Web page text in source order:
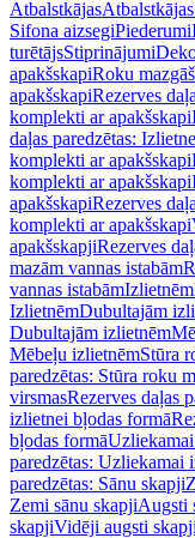
AtbalstkājasAtbalstkājas
Sifona aizsegiPiederumi
turētājsStiprinājumi
apakšskapiRoku
apakšskapiRezerves
komplekti ar apakšskapi
daļas paredzētas:
komplekti ar apakšskapi
komplekti ar apakšskapi
apakšskapiRezerves
komplekti ar apakšskapi
apakšskapjiRezerves
mazām vannas istabām
vannas istabāmIzlietnēm
IzlietnēmDubultajām
Dubultajām izlietnēm
Mēbeļu izlietnēmStūra
paredzētas: Stūra roku
virsmasRezerves daļas
izlietnei bļodas formā
bļodas formā
paredzētas: Uzliekamai
paredzētas: Sānu skapji
Zemi sānu skapjiAugsti
skapjiVidēji augsti skapji